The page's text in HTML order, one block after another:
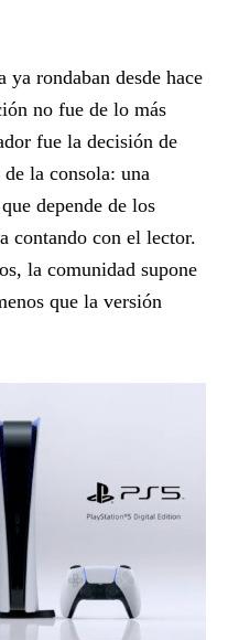
ya rondaban desde hace
no fue de lo más
fue la decisión de
de la consola: una
que depende de los
contando con el lector.
la comunidad supone
que la versión